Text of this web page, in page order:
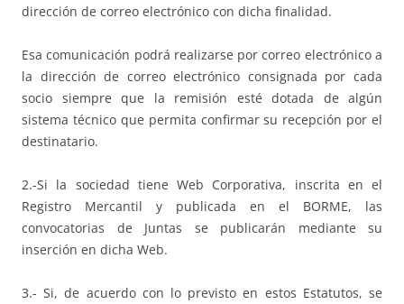
dirección de correo electrónico con dicha finalidad.
Esa comunicación podrá realizarse por correo electrónico a
la dirección de correo electrónico consignada por cada
socio siempre que la remisión esté dotada de algún
sistema técnico que permita confirmar su recepción por el
destinatario.
2.-Si la sociedad tiene Web Corporativa, inscrita en el
Registro Mercantil y publicada en el BORME, las
convocatorias de Juntas se publicarán mediante su
inserción en dicha Web.
3.- Si, de acuerdo con lo previsto en estos Estatutos, se